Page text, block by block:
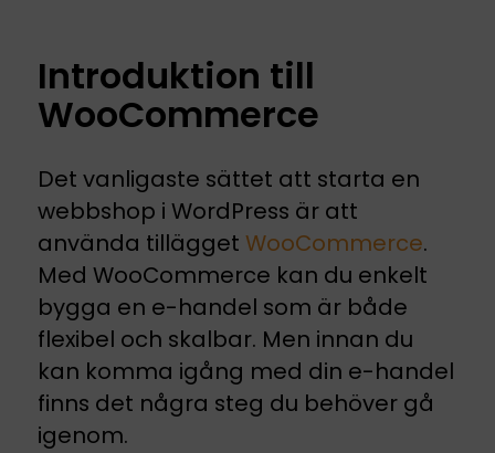
Introduktion till
WooCommerce
Det vanligaste sättet att starta en
webbshop i WordPress är att
använda tillägget WooCommerce.
Med WooCommerce kan du enkelt
bygga en e-handel som är både
flexibel och skalbar. Men innan du
kan komma igång med din e-handel
finns det några steg du behöver gå
igenom.